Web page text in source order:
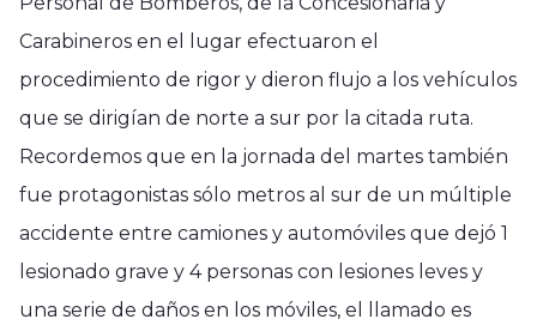
Carabineros en el lugar efectuaron el
procedimiento de rigor y dieron flujo a los vehículos
que se dirigían de norte a sur por la citada ruta.
Recordemos que en la jornada del martes también
fue protagonistas sólo metros al sur de un múltiple
accidente entre camiones y automóviles que dejó 1
lesionado grave y 4 personas con lesiones leves y
una serie de daños en los móviles, el llamado es